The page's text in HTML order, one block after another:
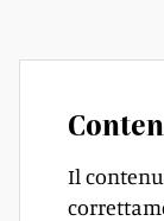
Il